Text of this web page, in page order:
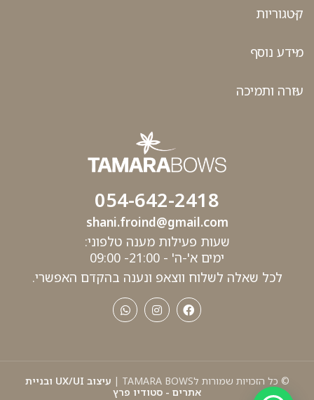
קטגוריות
מידע נוסף
עזרה ותמיכה
054-642-2418
shani.froind@gmail.com
שעות פעילות מענה טלפוני:
ימים א'-ה' - 21:00- 09:00
לכל שאלה לשלוח ווצאפ ונענה בהקדם האפשרי.
© כל הזכויות שמורות לTAMARA BOWS |
עיצוב UX/UI ובניית
אתרים - סטודיו פרץ